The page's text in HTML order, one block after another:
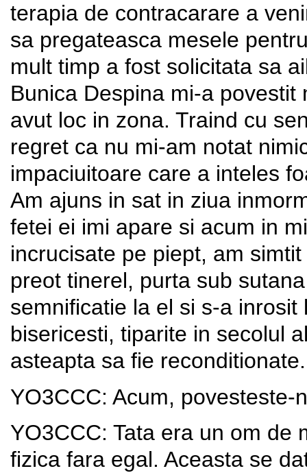
terapia de contracarare a
sa pregateasca mesele
mult timp a fost solicitata sa
Bunica Despina mi-a
avut loc in zona. Traind cu
regret ca nu mi-am notat
impaciuitoare care a inteles
Am ajuns in sat in ziua
fetei ei imi apare si acum in
incrucisate pe piept, am
preot tinerel, purta sub
semnificatie la el si s-a
bisericesti, tiparite in secolul
asteapta sa fie
YO3CCC: Acum, povesteste-
YO3CCC: Tata era un om de
fizica fara egal. Aceasta se